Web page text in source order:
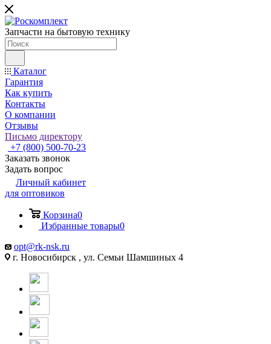
Запчасти на бытовую технику
Каталог
Гарантия
Как купить
Контакты
О компании
Отзывы
Письмо директору
+7 (800) 500-70-23
Заказать звонок
Задать вопрос
Личный кабинет
для оптовиков
Корзина0
Избранные товары0
opt@rk-nsk.ru
г. Новосибирск , ул. Семьи Шамшиных 4